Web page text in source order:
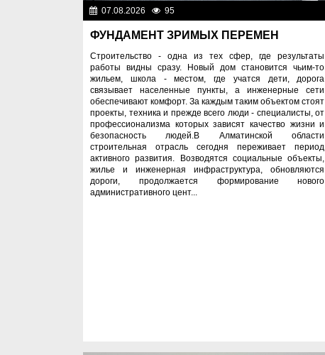
07.08.2026 95
ФУНДАМЕНТ ЗРИМЫХ ПЕРЕМЕН
Строительство - одна из тех сфер, где результаты
работы видны сразу. Новый дом становится чьим-то
жильем, школа - местом, где учатся дети, дорога
связывает населенные пункты, а инженерные сети
обеспечивают комфорт. За каждым таким объектом стоят
проекты, техника и прежде всего люди - специалисты, от
профессионализма которых зависят качество жизни и
безопасность людей.В Алматинской области
строительная отрасль сегодня переживает период
активного развития. Возводятся социальные объекты,
жилье и инженерная инфраструктура, обновляются
дороги, продолжается формирование нового
административного цент...